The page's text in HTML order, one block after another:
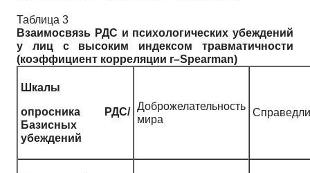
Таблица 3
Взаимосвязь РДС и психологических убеждений
у лиц с высоким индексом травматичности
(коэффициент корреляции r–Spearman)
Шкалы
опросника РДС/
Базисных
убеждений
Доброжелательность
мира